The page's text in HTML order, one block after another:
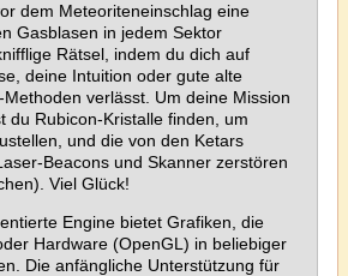
dem Meteoriteneinschlag eine
Gasblasen in jedem Sektor
Rätsel, indem du dich auf
deine Intuition oder gute alte
verlässt. Um deine Mission
du Rubicon-Kristalle finden, um
und die von den Ketars
Beacons und Skanner zerstören
Viel Glück!
Engine bietet Grafiken, die
Hardware (OpenGL) in beliebiger
Die anfängliche Unterstützung für